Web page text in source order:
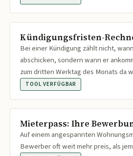
Kündigungsfristen-
Bei einer Kündigung zählt nicht,
abschicken, sondern wann er
zum dritten Werktag des Monats da
TOOL VERFÜGBAR
Mieterpass: Ihre
Auf einem angespannten
Bewerber oft weit mehr preis, als